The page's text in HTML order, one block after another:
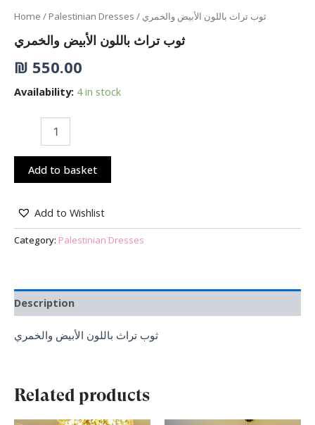
Home / Palestinian Dresses / ثوب تراث باللون الأبيض والخمري
ثوب تراث باللون الأبيض والخمري
₪ 550.00
Availability: 4 in stock
Add to basket
Add to Wishlist
Category: Palestinian Dresses
Description
ثوب تراث باللون الأبيض والخمري
Related products